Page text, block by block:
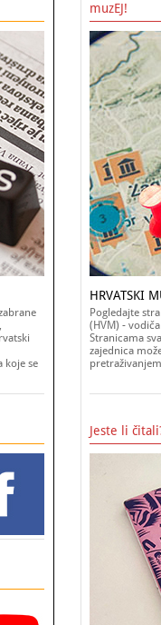
koje se
muzEJ!
HRVATSKI
Pogledajte
(HVM) -
Stranicama
zajednica
Jeste li